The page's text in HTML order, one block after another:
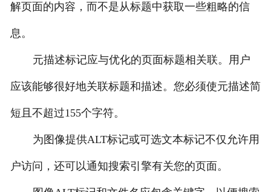
解页面的内容，而不是从标题中获取一些粗略的信
息。
元描述标记应与优化的页面标题相关联。用户
应该能够很好地关联标题和描述。您必须使元描述简
短且不超过155个字符。
为图像提供ALT标记或可选文本标记不仅允许用
户访问，还可以通知搜索引擎有关您的页面。